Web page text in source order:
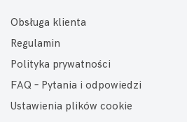
Obsługa klienta
Regulamin
Polityka prywatności
FAQ – Pytania i odpowiedzi
Ustawienia plików cookie